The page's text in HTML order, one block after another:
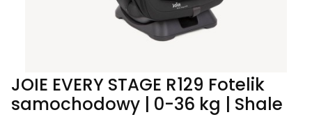
JOIE EVERY STAGE R129 Fotelik
samochodowy | 0-36 kg | Shale